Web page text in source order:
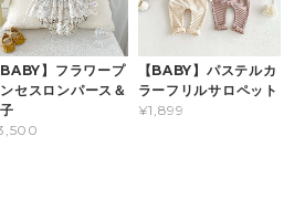
BABY】フラワープ
セスロンパース＆
【BABY】パステルカ
ラーフリルサロペット
¥1,899